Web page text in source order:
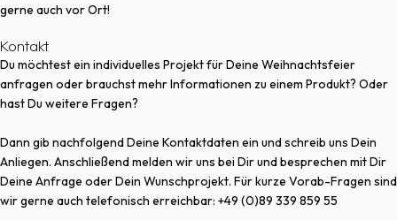
gerne auch vor Ort!
Kontakt
Du möchtest ein individuelles Projekt für Deine Weihnachtsfeier
anfragen oder brauchst mehr Informationen zu einem Produkt? Oder
hast Du weitere Fragen?
Dann gib nachfolgend Deine Kontaktdaten ein und schreib uns Dein
Anliegen. Anschließend melden wir uns bei Dir und besprechen mit Dir
Deine Anfrage oder Dein Wunschprojekt. Für kurze Vorab-Fragen sind
wir gerne auch telefonisch erreichbar: +49 (0)89 339 859 55